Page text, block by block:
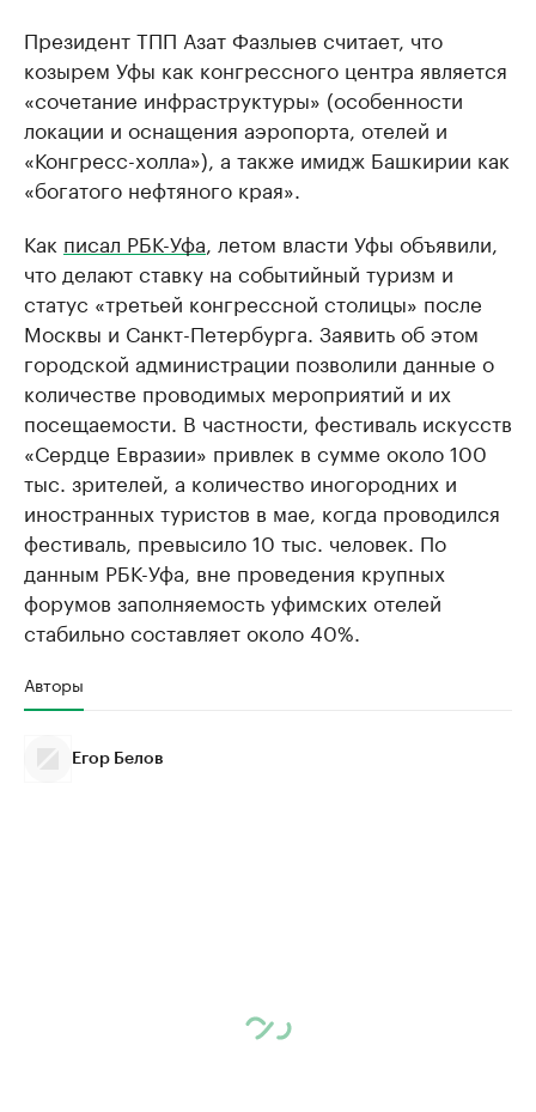
Президент ТПП Азат Фазлыев считает, что
козырем Уфы как конгрессного центра является
«сочетание инфраструктуры» (особенности
локации и оснащения аэропорта, отелей и
«Конгресс-холла»), а также имидж Башкирии как
«богатого нефтяного края».
Как писал РБК-Уфа , летом власти Уфы объявили,
что делают ставку на событийный туризм и
статус «третьей конгрессной столицы» после
Москвы и Санкт-Петербурга. Заявить об этом
городской администрации позволили данные о
количестве проводимых мероприятий и их
посещаемости. В частности, фестиваль искусств
«Сердце Евразии» привлек в сумме около 100
тыс. зрителей, а количество иногородних и
иностранных туристов в мае, когда проводился
фестиваль, превысило 10 тыс. человек. По
данным РБК-Уфа, вне проведения крупных
форумов заполняемость уфимских отелей
стабильно составляет около 40%.
Авторы
Егор Белов